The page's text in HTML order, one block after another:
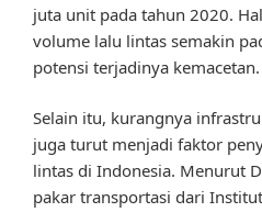
juta unit pada tahun 2020.
volume lalu lintas semakin
potensi terjadinya kemacetan.
Selain itu, kurangnya
juga turut menjadi faktor
lintas di Indonesia. Menurut
pakar transportasi dari